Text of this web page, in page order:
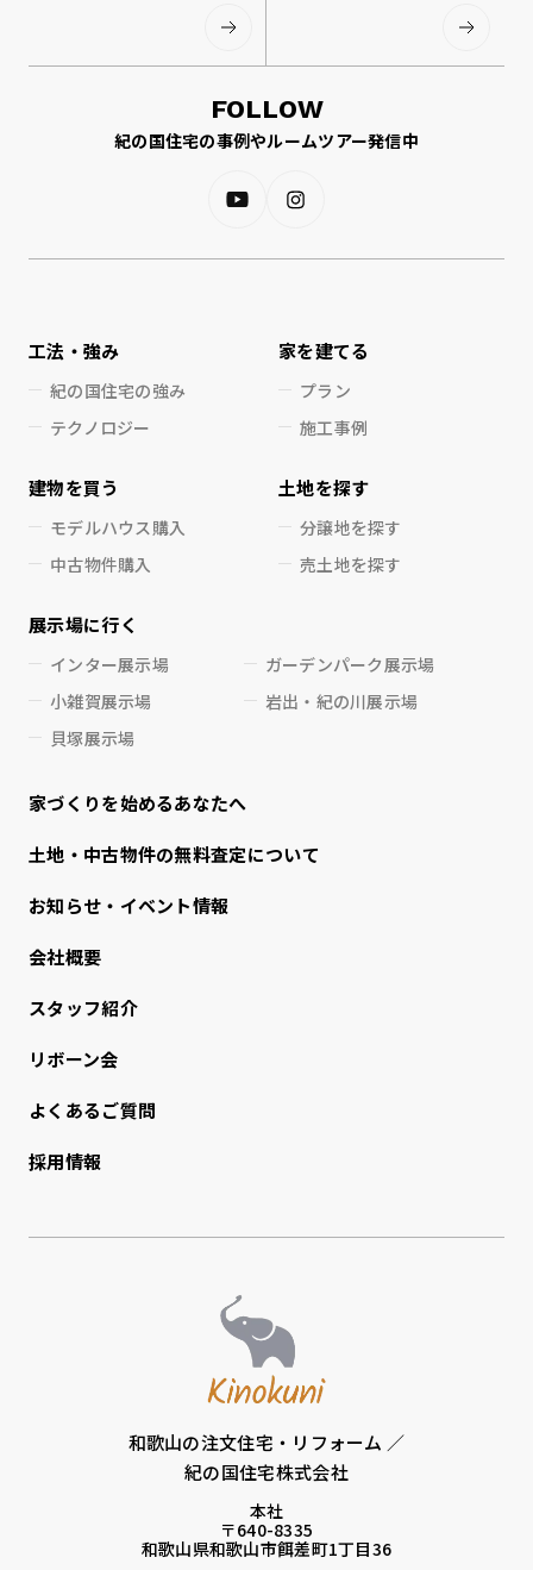
FOLLOW
紀の国住宅の事例やルームツアー発信中
工法・強み
紀の国住宅の強み
テクノロジー
家を建てる
プラン
施工事例
建物を買う
モデルハウス購入
中古物件購入
土地を探す
分譲地を探す
売土地を探す
展示場に行く
インター展示場
ガーデンパーク展示場
小雑賀展示場
岩出・紀の川展示場
貝塚展示場
家づくりを始めるあなたへ
⼟地・中古物件の無料査定について
お知らせ・イベント情報
会社概要
スタッフ紹介
リボーン会
よくあるご質問
採用情報
和歌山の注文住宅・リフォーム ／
紀の国住宅株式会社
本社
〒640-8335
和歌山県和歌山市餌差町1丁目36